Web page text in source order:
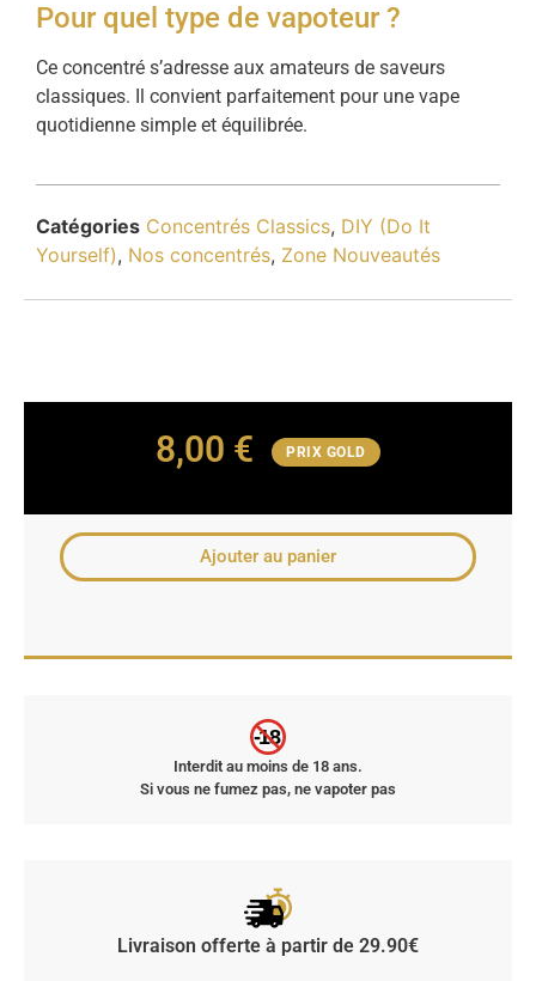
Pour quel type de vapoteur ?
Ce concentré s’adresse aux amateurs de saveurs
classiques. Il convient parfaitement pour une vape
quotidienne simple et équilibrée.
Catégories Concentrés Classics, DIY (Do It
Yourself), Nos concentrés, Zone Nouveautés
8,00 € PRIX GOLD
Ajouter au panier
-18
Interdit au moins de 18 ans.
Si vous ne fumez pas, ne vapoter pas
Livraison offerte à partir de 29.90€